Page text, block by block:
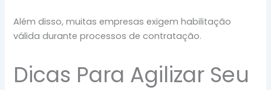
Além disso, muitas empresas exigem habilitação
válida durante processos de contratação.
Dicas Para Agilizar Seu